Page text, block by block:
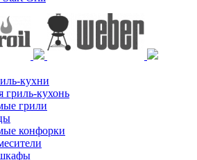
кухни
гриль-кухонь
грили
конфорки